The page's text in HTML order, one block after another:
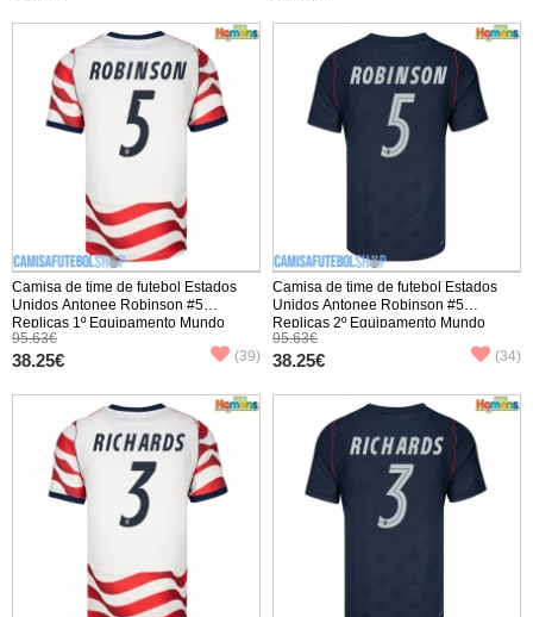
Camisa de time de futebol Estados
Unidos Antonee Robinson #5
Replicas 1º Equipamento Mundo
2026 Manga Curta
95.63€
38.25€ (39)
Camisa de time de futebol Estados
Unidos Antonee Robinson #5
Replicas 2º Equipamento Mundo
2026 Manga Curta
95.63€
38.25€ (34)